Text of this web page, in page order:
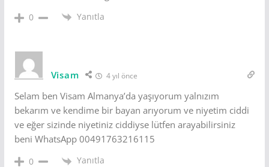
0 Yanıtla
Visam 4 yıl önce
Selam ben Visam Almanya’da yaşıyorum yalnızım
bekarım ve kendime bir bayan arıyorum ve niyetim ciddi
ve eğer sizinde niyetiniz ciddiyse lütfen arayabilirsiniz
beni WhatsApp 00491763216115
0 Yanıtla